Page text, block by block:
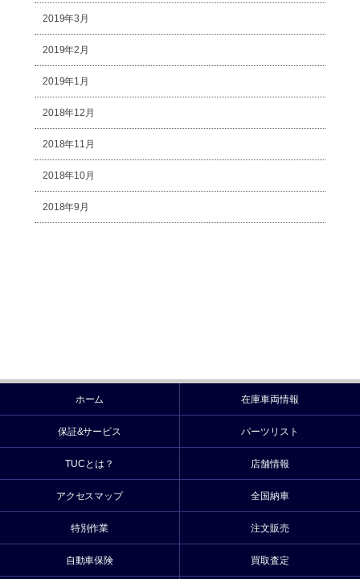
2019年3月
2019年2月
2019年1月
2018年12月
2018年11月
2018年10月
2018年9月
ホーム 在庫車両情報
保証&サービス パーツリスト
TUCとは？ 店舗情報
アクセスマップ 全国納車
特別作業 注文販売
自動車保険 買取査定